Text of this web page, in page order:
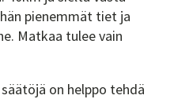
pienemmät tiet ja
Matkaa tulee vain
on helppo tehdä